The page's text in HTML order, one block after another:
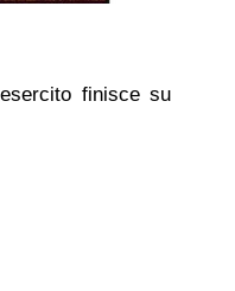
finisce su